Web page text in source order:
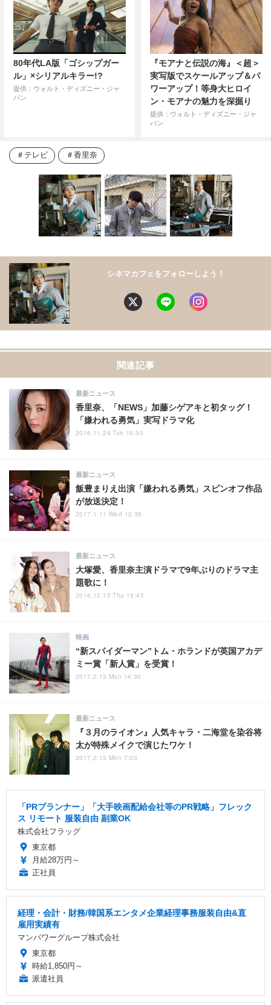
80年代LA版「ゴシップガー
ル」×シリアルキラー!?
提供：ウォルト・ディズニー・ジャ
パン
『モアナと伝説の海』＜超＞
実写版でスケールアップ＆パ
ワーアップ！等身大ヒロイ
ン・モアナの魅力を深掘り
提供：ウォルト・ディズニー・ジャ
パン
テレビ 香里奈
シネマカフェをフォローしよう！
関連記事
香里奈、「NEWS」加藤シゲアキと初タッグ！
「嫌われる勇気」実写ドラマ化
最新ニュース
2016.11.29 Tue 16:30
飯豊まりえ出演「嫌われる勇気」スピンオフ作品
が放送決定！
最新ニュース
2017.1.11 Wed 12:39
大塚愛、香里奈主演ドラマで9年ぶりのドラマ主
題歌に！
最新ニュース
2016.12.15 Thu 19:45
“新スパイダーマン”トム・ホランドが英国アカデ
ミー賞「新人賞」を受賞！
映画
2017.2.13 Mon 14:30
『３月のライオン』人気キャラ・二海堂を染谷将
太が特殊メイクで演じたワケ！
最新ニュース
2017.2.13 Mon 7:00
「PRプランナー」「大手映画配給会社等のPR戦略」フレック
ス リモート 服装自由 副業OK
株式会社フラッグ
東京都
月給28万円～
正社員
経理・会計・財務/韓国系エンタメ企業経理事務服装自由&直
雇用実績有
マンパワーグループ株式会社
東京都
時給1,850円～
派遣社員